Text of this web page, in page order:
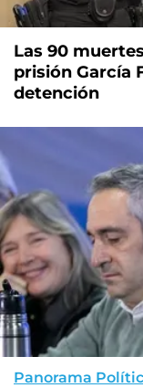
Las 90
prisión García
detención
Panorama